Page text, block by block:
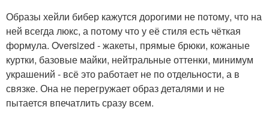
Образы хейли бибер кажутся дорогими не потому, что на
ней всегда люкс, а потому что у её стиля есть чёткая
формула. Oversized - жакеты, прямые брюки, кожаные
куртки, базовые майки, нейтральные оттенки, минимум
украшений - всё это работает не по отдельности, а в
связке. Она не перегружает образ деталями и не
пытается впечатлить сразу всем.